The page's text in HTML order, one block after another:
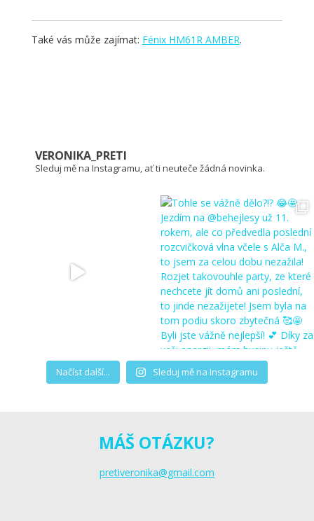
Také vás může zajímat: Fénix HM61R AMBER.
VERONIKA_PRETI
Sleduj mě na Instagramu, ať ti neuteče žádná novinka.
Načíst další... Sleduj mě na Instagramu
MÁŠ OTÁZKU?
pretiveronika@gmail.com